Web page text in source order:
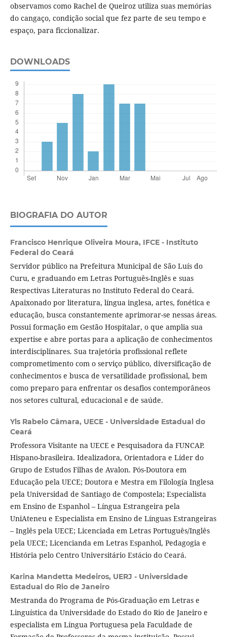
observamos como Rachel de Queiroz utiliza suas memórias
do cangaço, condição social que fez parte de seu tempo e
espaço, para ficcionalizar.
DOWNLOADS
BIOGRAFIA DO AUTOR
Francisco Henrique Oliveira Moura, IFCE - Instituto
Federal do Ceará
Servidor público na Prefeitura Municipal de São Luís do
Curu, e graduando em Letras Português-Inglês e suas
Respectivas Literaturas no Instituto Federal do Ceará.
Apaixonado por literatura, língua inglesa, artes, fonética e
educação, busca constantemente aprimorar-se nessas áreas.
Possui formação em Gestão Hospitalar, o que amplia sua
expertise e abre portas para a aplicação de conhecimentos
interdisciplinares. Sua trajetória profissional reflete
comprometimento com o serviço público, diversificação de
conhecimentos e busca de versatilidade profissional, bem
como preparo para enfrentar os desafios contemporâneos
nos setores cultural, educacional e de saúde.
Yls Rabelo Câmara, UECE - Universidade Estadual do
Ceará
Professora Visitante na UECE e Pesquisadora da FUNCAP.
Hispano-brasileira. Idealizadora, Orientadora e Líder do
Grupo de Estudos Filhas de Avalon. Pós-Doutora em
Educação pela UECE; Doutora e Mestra em Filología Inglesa
pela Universidad de Santiago de Compostela; Especialista
em Ensino de Espanhol – Língua Estrangeira pela
UniAteneu e Especialista em Ensino de Línguas Estrangeiras
– Inglês pela UECE; Licenciada em Letras Português/Inglês
pela UECE; Licencianda em Letras Espanhol, Pedagogia e
História pelo Centro Universitário Estácio do Ceará.
Karina Mandetta Medeiros, UERJ - Universidade
Estadual do Rio de Janeiro
Mestranda do Programa de Pós-Graduação em Letras e
Linguística da Universidade do Estado do Rio de Janeiro e
especialista em Língua Portuguesa pela Faculdade de